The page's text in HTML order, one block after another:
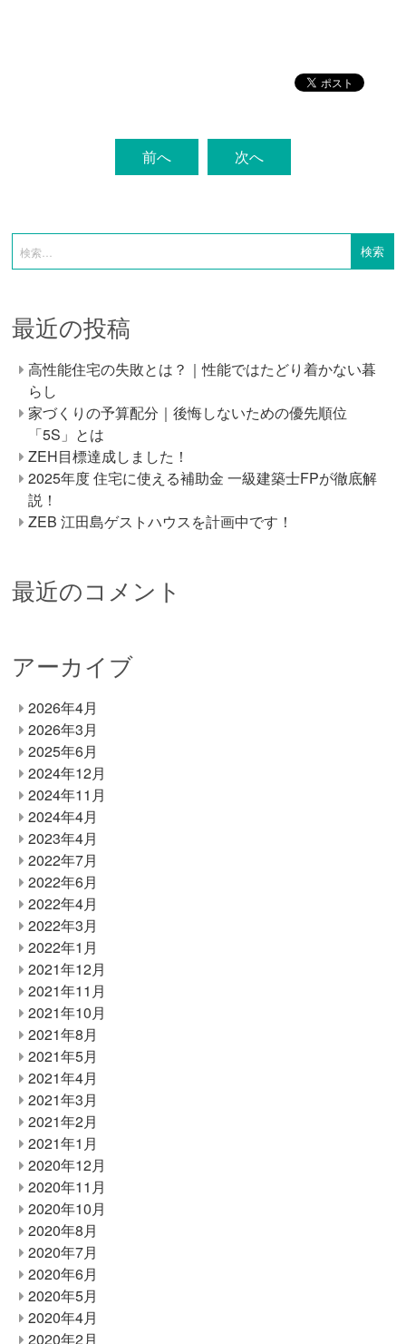
前へ 次へ
最近の投稿
高性能住宅の失敗とは？｜性能ではたどり着かない暮
らし
家づくりの予算配分｜後悔しないための優先順位
「5S」とは
ZEH目標達成しました！
2025年度 住宅に使える補助金 一級建築士FPが徹底解
説！
ZEB 江田島ゲストハウスを計画中です！
最近のコメント
アーカイブ
2026年4月
2026年3月
2025年6月
2024年12月
2024年11月
2024年4月
2023年4月
2022年7月
2022年6月
2022年4月
2022年3月
2022年1月
2021年12月
2021年11月
2021年10月
2021年8月
2021年5月
2021年4月
2021年3月
2021年2月
2021年1月
2020年12月
2020年11月
2020年10月
2020年8月
2020年7月
2020年6月
2020年5月
2020年4月
2020年2月